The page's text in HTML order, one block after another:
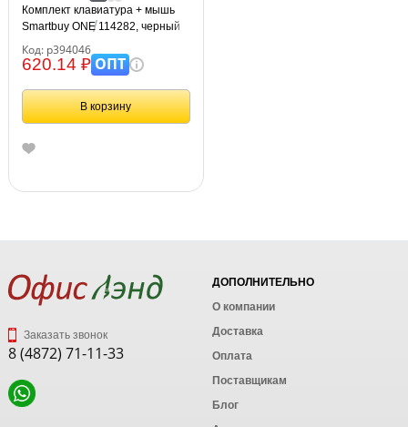
Комплект клавиатура + мышь
Smartbuy ONE 114282, черный
Код: р394046
620.14 ₽ОПТ
В корзину
Заказать звонок
8 (4872) 71-11-33
ДОПОЛНИТЕЛЬНО
О компании
Доставка
Оплата
Поставщикам
Блог